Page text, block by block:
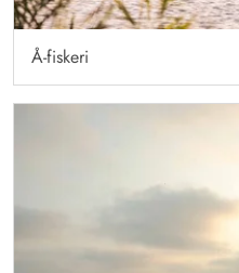
Å-fiskeri